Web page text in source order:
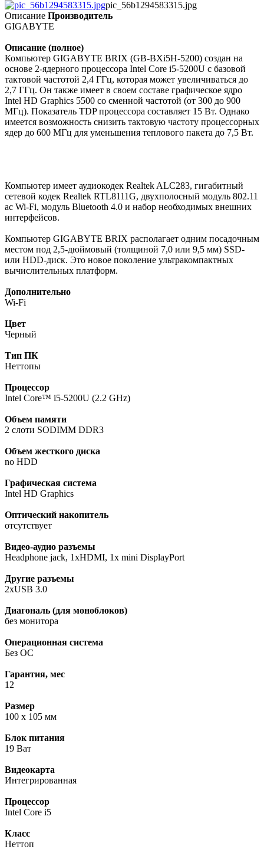
pic_56b1294583315.jpg
Описание Производитель
GIGABYTE
Описание (полное)
Компьютер GIGABYTE BRIX (GB-BXi5H-5200) создан на
основе 2-ядерного процессора Intel Core i5-5200U с базовой
тактовой частотой 2,4 ГГц, которая может увеличиваться до
2,7 ГГц. Он также имеет в своем составе графическое ядро
Intel HD Graphics 5500 со сменной частотой (от 300 до 900
МГц). Показатель TDP процессора составляет 15 Вт. Однако
имеется возможность снизить тактовую частоту процессорных
ядер до 600 МГц для уменьшения теплового пакета до 7,5 Вт.
Компьютер имеет аудиокодек Realtek ALC283, гигабитный
сетевой кодек Realtek RTL8111G, двухполосный модуль 802.11
ac Wi-Fi, модуль Bluetooth 4.0 и набор необходимых внешних
интерфейсов.
Компьютер GIGABYTE BRIX располагает одним посадочным
местом под 2,5-дюймовый (толщиной 7,0 или 9,5 мм) SSD-
или HDD-диск. Это новое поколение ультракомпактных
вычислительных платформ.
Дополнительно
Wi-Fi
Цвет
Черный
Тип ПК
Неттопы
Процессор
Intel Core™ i5-5200U (2.2 GHz)
Объем памяти
2 слоти SODIMM DDR3
Объем жесткого диска
no HDD
Графическая система
Intel HD Graphics
Оптический накопитель
отсутствует
Видео-аудио разъемы
Headphone jack, 1xHDMI, 1х mini DisplayPort
Другие разъемы
2xUSB 3.0
Диагональ (для моноблоков)
без монитора
Операционная система
Без ОС
Гарантия, мес
12
Размер
100 x 105 мм
Блок питания
19 Ват
Видеокарта
Интегрированная
Процессор
Intel Core i5
Класс
Неттоп